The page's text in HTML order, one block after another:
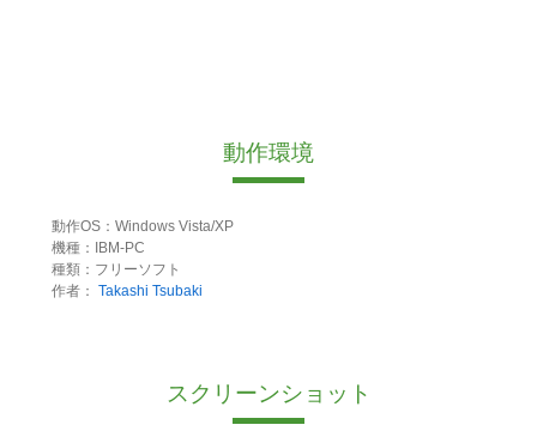
動作環境
動作OS：Windows Vista/XP
機種：IBM-PC
種類：フリーソフト
作者： Takashi Tsubaki
スクリーンショット